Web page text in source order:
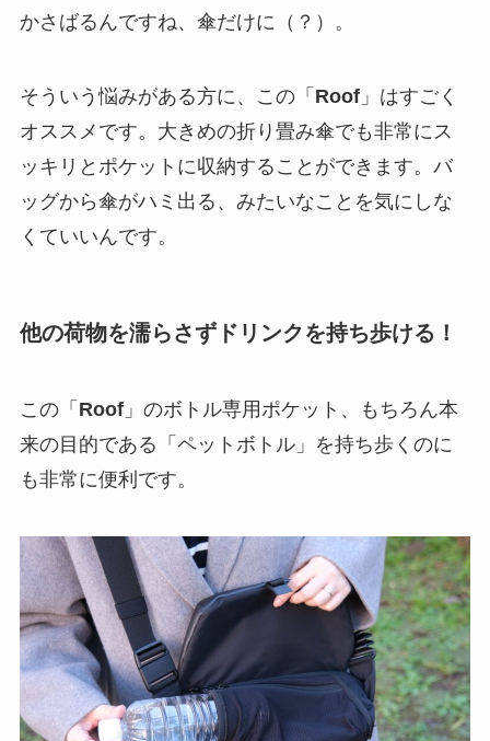
かさばるんですね、傘だけに（？）。
そういう悩みがある方に、この「 Roof」はすごく
オススメです。大きめの折り畳み傘でも非常にス
ッキリとポケットに収納することができます。バ
ッグから傘がハミ出る、みたいなことを気にしな
くていいんです。
他の荷物を濡らさずドリンクを持ち歩ける！
この「 Roof」のボトル専用ポケット、もちろん本
来の目的である「ペットボトル」を持ち歩くのに
も非常に便利です。